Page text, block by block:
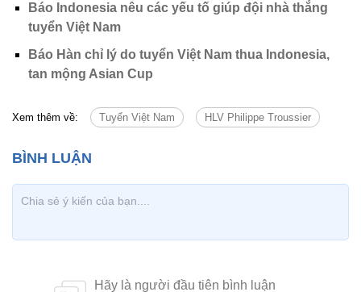
Báo Indonesia nêu các yếu tố giúp đội nhà thắng
tuyển Việt Nam
Báo Hàn chỉ lý do tuyển Việt Nam thua Indonesia,
tan mộng Asian Cup
Xem thêm về: Tuyển Việt Nam HLV Philippe Troussier